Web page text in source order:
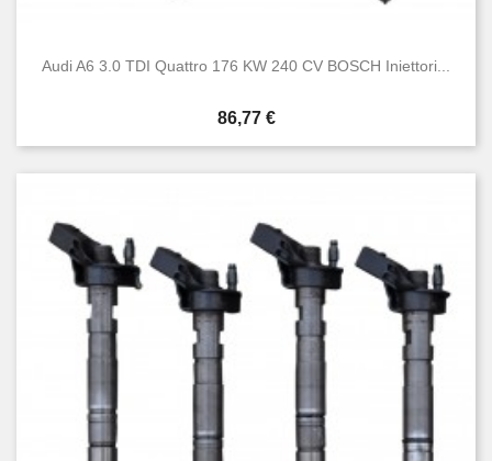
Audi A6 3.0 TDI Quattro 176 KW 240 CV BOSCH Iniettori...
Prezzo
86,77 €